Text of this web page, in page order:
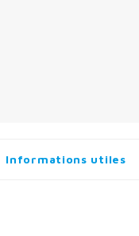
Informations utiles